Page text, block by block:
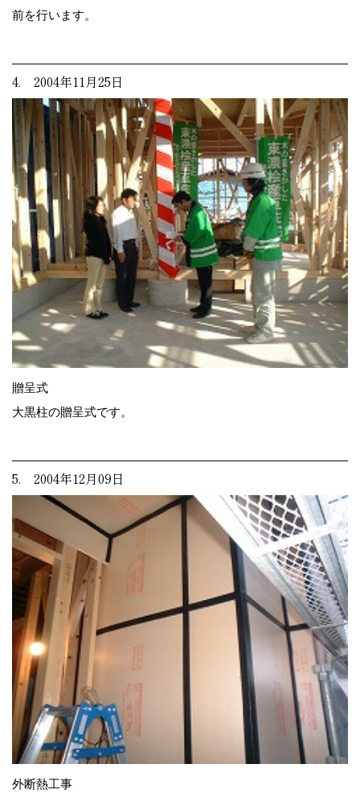
前を行います。
4. 2004年11月25日
贈呈式
大黒柱の贈呈式です。
5. 2004年12月09日
外断熱工事